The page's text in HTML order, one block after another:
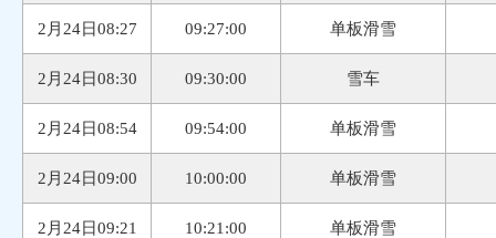
2月24日08:27 09:27:00 单板滑雪
2月24日08:30 09:30:00 雪车
2月24日08:54 09:54:00 单板滑雪
2月24日09:00 10:00:00 单板滑雪
2月24日09:21 10:21:00 单板滑雪